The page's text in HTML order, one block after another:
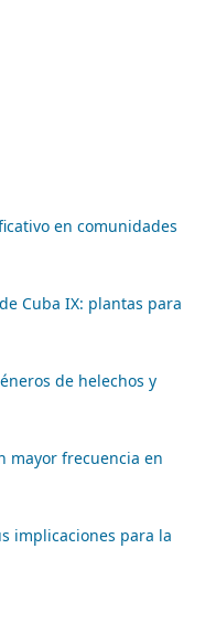
en comunidades
Cuba IX: plantas para
de helechos y
mayor frecuencia en
implicaciones para la